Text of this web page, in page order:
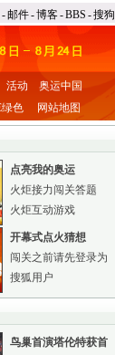
-邮件-博客-BBS -搜狗
活动
奥运中国
绿色 网站地图
点亮我的奥运
火炬接力闯关答题
火炬互动游戏
开幕式点火猜想
闯关之前请先登录为
搜狐用户
鸟巢首演塔伦特获首